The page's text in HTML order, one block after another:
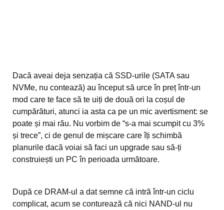
Dacă aveai deja senzația că SSD-urile (SATA sau
NVMe, nu contează) au început să urce în preț într-un
mod care te face să te uiți de două ori la coșul de
cumpărături, atunci ia asta ca pe un mic avertisment: se
poate și mai rău. Nu vorbim de “s-a mai scumpit cu 3%
și trece”, ci de genul de mișcare care îți schimbă
planurile dacă voiai să faci un upgrade sau să-ți
construiești un PC în perioada următoare.
După ce DRAM-ul a dat semne că intră într-un ciclu
complicat, acum se conturează că nici NAND-ul nu